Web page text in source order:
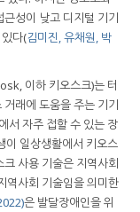
성이 낮고 디지털 기기
다(김미진, 유채원, 박
이하 키오스크)는 터
래에 도움을 주는 기기
서 자주 접할 수 있는 장
이 일상생활에서 키오스
사용 기술은 지역사회
역사회 기술임을 의미한
은 발달장애인을 위